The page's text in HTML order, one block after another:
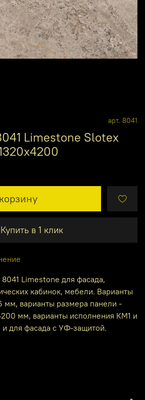
арт. 8041
Limestone Slotex
Купить в 1 клик
8041 Limestone для фасада,
кабинок, мебели. Варианты
мм, варианты размера панели -
мм, варианты исполнения КМ1 и
для фасада с УФ-защитой.